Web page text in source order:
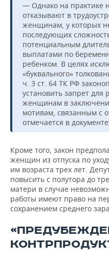
— Однако на практике
отказывают в
женщинам, у которых
последующих
потенциальным
выплатами по
ребенком. В целях
«буквального»
ч. 3 ст. 64 ТК РФ
установить запрет для
женщинам в
мотивам, связанным с
отмечается в
Кроме того, закон
женщин из отпуска по
им возраста трех лет.
повысить с полутора до
матери в случае
работы имеют право на
сохранением среднего